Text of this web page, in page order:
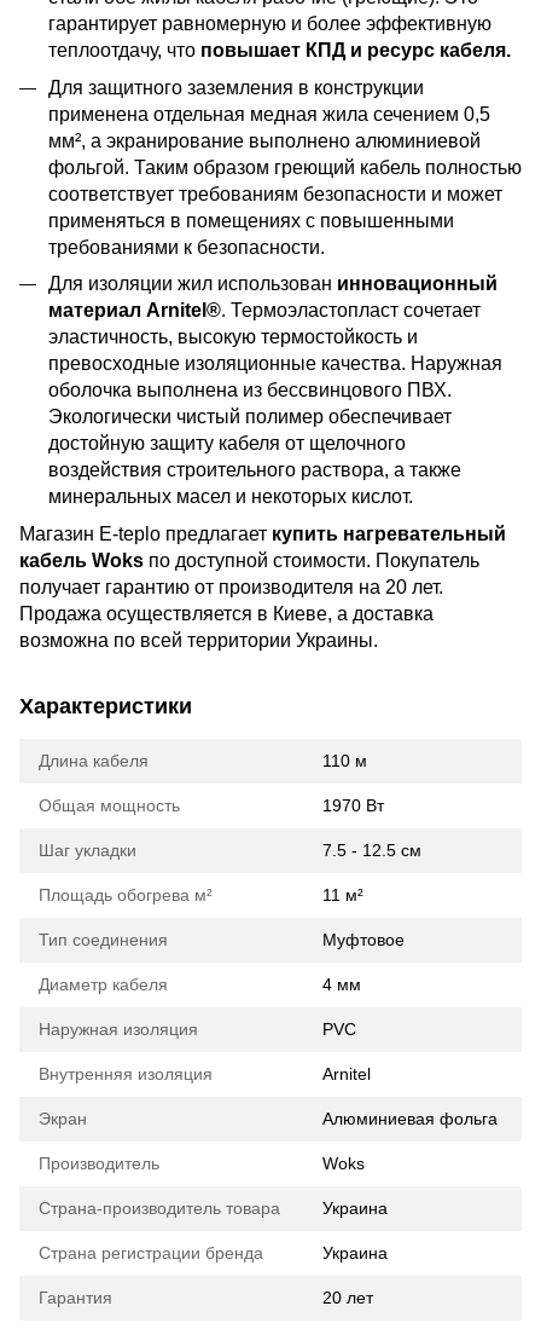
гарантирует равномерную и более эффективную
теплоотдачу, что повышает КПД и ресурс кабеля.
Для защитного заземления в конструкции
применена отдельная медная жила сечением 0,5
мм², а экранирование выполнено алюминиевой
фольгой. Таким образом греющий кабель полностью
соответствует требованиям безопасности и может
применяться в помещениях с повышенными
требованиями к безопасности.
Для изоляции жил использован инновационный
материал Arnitel®. Термоэластопласт сочетает
эластичность, высокую термостойкость и
превосходные изоляционные качества. Наружная
оболочка выполнена из бессвинцового ПВХ.
Экологически чистый полимер обеспечивает
достойную защиту кабеля от щелочного
воздействия строительного раствора, а также
минеральных масел и некоторых кислот.
Магазин E-teplo предлагает купить нагревательный
кабель Woks по доступной стоимости. Покупатель
получает гарантию от производителя на 20 лет.
Продажа осуществляется в Киеве, а доставка
возможна по всей территории Украины.
Характеристики
Длина кабеля 110 м
Общая мощность 1970 Вт
Шаг укладки 7.5 - 12.5 см
Площадь обогрева м² 11 м²
Тип соединения Муфтовое
Диаметр кабеля 4 мм
Наружная изоляция PVC
Внутренняя изоляция Arnitel
Экран Алюминиевая фольга
Производитель Woks
Страна-производитель товара Украина
Страна регистрации бренда Украина
Гарантия 20 лет